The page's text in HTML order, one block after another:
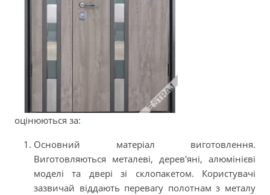
оцінюються за:
Основний матеріал виготовлення.
Виготовляються металеві, дерев'яні, алюмінієві
моделі та двері зі склопакетом. Користувачі
зазвичай віддають перевагу полотнам з металу